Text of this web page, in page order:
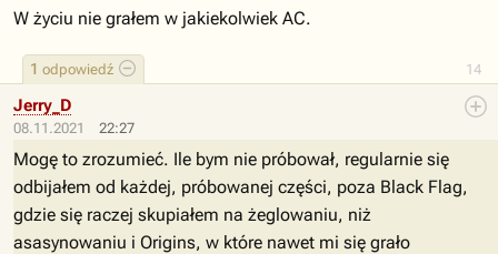
14
1 odpowiedź
W życiu nie grałem w jakiekolwiek AC.
08.11.2021 22:27
Jerry_D
Mogę to zrozumieć. Ile bym nie próbował, regularnie się
odbijałem od każdej, próbowanej części, poza Black Flag,
gdzie się raczej skupiałem na żeglowaniu, niż
asasynowaniu i Origins, w które nawet mi się grało